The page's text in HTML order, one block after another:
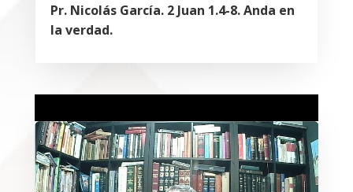
Pr. Nicolás García. 2 Juan 1.4-8. Anda en
la verdad.